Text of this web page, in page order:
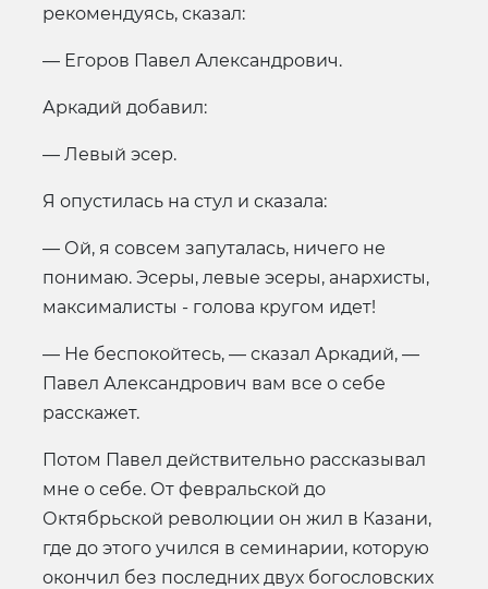
рекомендуясь, сказал:
— Егоров Павел Александрович.
Аркадий добавил:
— Левый эсер.
Я опустилась на стул и сказала:
— Ой, я совсем запуталась, ничего не
понимаю. Эсеры, левые эсеры, анархисты,
максималисты - голова кругом идет!
— Не беспокойтесь, — сказал Аркадий, —
Павел Александрович вам все о себе
расскажет.
Потом Павел действительно рассказывал
мне о себе. От февральской до
Октябрьской революции он жил в Казани,
где до этого учился в семинарии, которую
окончил без последних двух богословских